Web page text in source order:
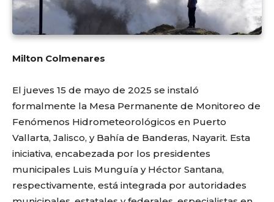
Milton Colmenares
El jueves 15 de mayo de 2025 se instaló
formalmente la Mesa Permanente de Monitoreo de
Fenómenos Hidrometeorológicos en Puerto
Vallarta, Jalisco, y Bahía de Banderas, Nayarit. Esta
iniciativa, encabezada por los presidentes
municipales Luis Munguía y Héctor Santana,
respectivamente, está integrada por autoridades